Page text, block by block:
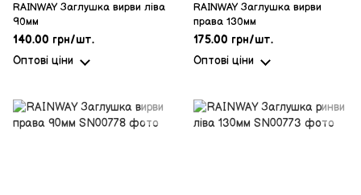
RAINWAY Заглушка вирви ліва
90мм
140.00 грн/шт.
Оптові ціни
RAINWAY Заглушка вирви
права 130мм
175.00 грн/шт.
Оптові ціни